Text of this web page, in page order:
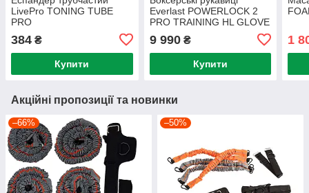
LivePro TONING TUBE
PRO
384 ₴
Купити
Everlast POWERLOCK 2
PRO TRAINING HL GLOVE
9 990₴
Купити
1
Акційні пропозиції та новинки
–66% –50%